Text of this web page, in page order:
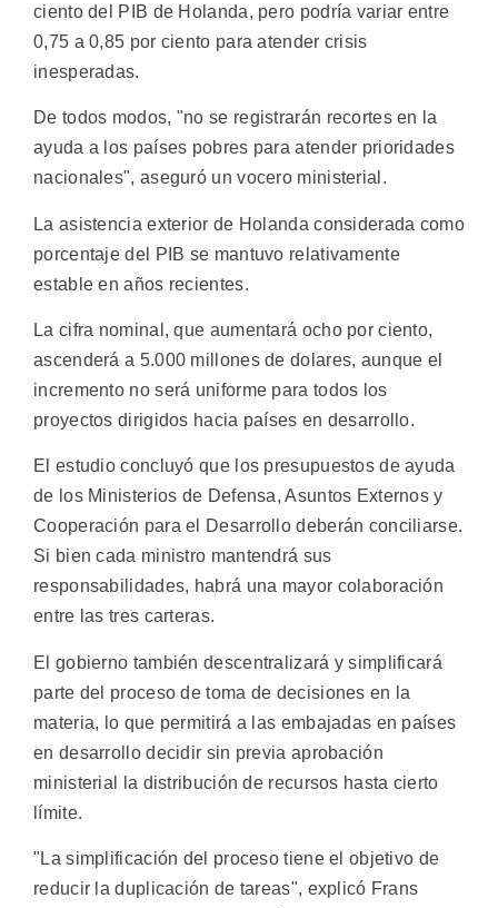
ciento del PIB de Holanda, pero podría variar entre
0,75 a 0,85 por ciento para atender crisis
inesperadas.
De todos modos, "no se registrarán recortes en la
ayuda a los países pobres para atender prioridades
nacionales", aseguró un vocero ministerial.
La asistencia exterior de Holanda considerada como
porcentaje del PIB se mantuvo relativamente
estable en años recientes.
La cifra nominal, que aumentará ocho por ciento,
ascenderá a 5.000 millones de dolares, aunque el
incremento no será uniforme para todos los
proyectos dirigidos hacia países en desarrollo.
El estudio concluyó que los presupuestos de ayuda
de los Ministerios de Defensa, Asuntos Externos y
Cooperación para el Desarrollo deberán conciliarse.
Si bien cada ministro mantendrá sus
responsabilidades, habrá una mayor colaboración
entre las tres carteras.
El gobierno también descentralizará y simplificará
parte del proceso de toma de decisiones en la
materia, lo que permitirá a las embajadas en países
en desarrollo decidir sin previa aprobación
ministerial la distribución de recursos hasta cierto
límite.
"La simplificación del proceso tiene el objetivo de
reducir la duplicación de tareas", explicó Frans